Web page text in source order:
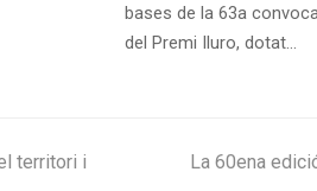
bases de la 63a
del Premi Iluro, dotat…
territori i
next
La 60ena